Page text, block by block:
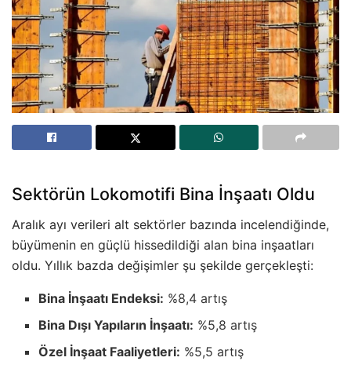
Sektörün Lokomotifi Bina İnşaatı Oldu
Aralık ayı verileri alt sektörler bazında incelendiğinde,
büyümenin en güçlü hissedildiği alan bina inşaatları
oldu. Yıllık bazda değişimler şu şekilde gerçekleşti:
Bina İnşaatı Endeksi: %8,4 artış
Bina Dışı Yapıların İnşaatı: %5,8 artış
Özel İnşaat Faaliyetleri: %5,5 artış